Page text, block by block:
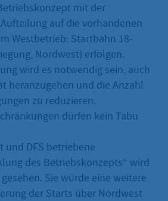
mit der
auf die vorhandenen
Westbetrieb: Startbahn 18-
Nordwest) erfolgen.
wird es notwendig sein, auch
heranzugehen und die Anzahl
zu reduzieren.
dürfen kein Tabu
und DFS betriebene
des Betriebskonzepts“ wird
Sie würde eine weitere
der Starts über Nordwest